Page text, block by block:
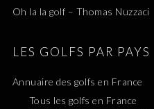
Oh la la golf – Thomas Nuzzaci
LES GOLFS PAR
Annuaire des golfs en France
Tous les golfs en France